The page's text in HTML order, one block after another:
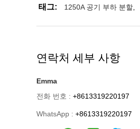
태그: 1250A 공기 부하 분할
연락처 세부 사항
Emma
전화 번호 : +8613319220197
WhatsApp : +8613319220197